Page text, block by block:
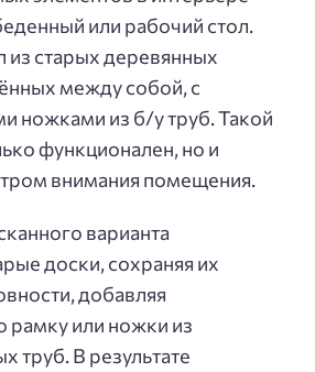
или рабочий стол.
из старых деревянных
между собой, с
ножками из б/у труб. Такой
функционален, но и
внимания помещения.
варианта
доски, сохраняя их
добавляя
рамку или ножки из
труб. В результате